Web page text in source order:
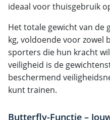
ideaal voor thuisgebruik
Het totale gewicht van de
kg, voldoende voor zowel
sporters die hun kracht
veiligheid is de
beschermend
kunt trainen.
Butterfly-Functie –